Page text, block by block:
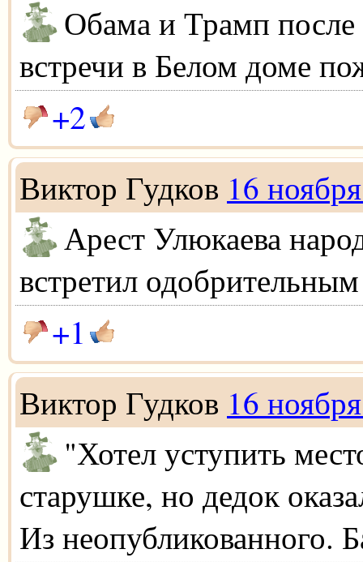
Обама и Трамп после
встречи в Белом доме
+2
Виктор Гудков 16
Арест Улюкаева
встретил
+1
Виктор Гудков 16
"Хотел уступить
старушке, но дедок
Из неопубликованного.